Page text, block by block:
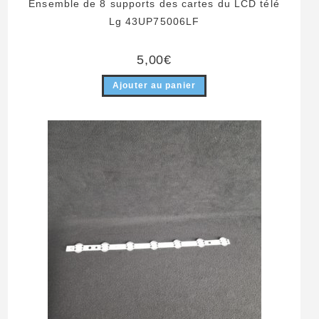
Ensemble de 8 supports des cartes du LCD télé
Lg 43UP75006LF
5,00€
Ajouter au panier